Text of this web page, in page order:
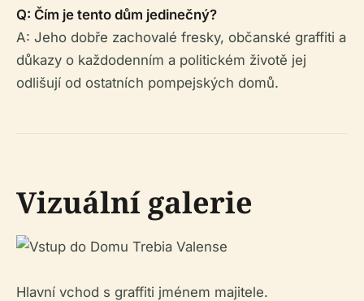
Q: Čím je tento dům jedinečný?
A: Jeho dobře zachovalé fresky, občanské graffiti a
důkazy o každodenním a politickém životě jej
odlišují od ostatních pompejských domů.
Vizuální galerie
Hlavní vchod s graffiti jménem majitele.